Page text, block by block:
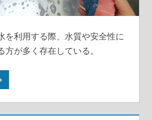
を利用する際、水質や安全性に
方が多く存在している。